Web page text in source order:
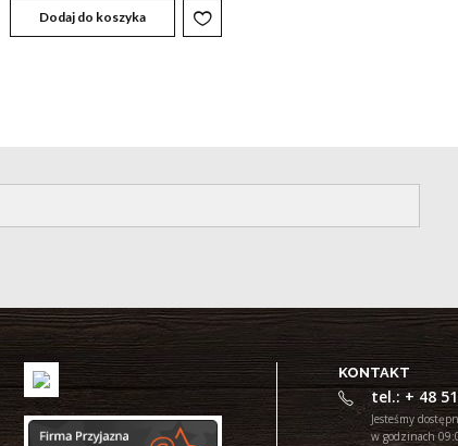
Dodaj do koszyka
KONTAKT
tel.: + 48
Jesteśmy
w godzinach